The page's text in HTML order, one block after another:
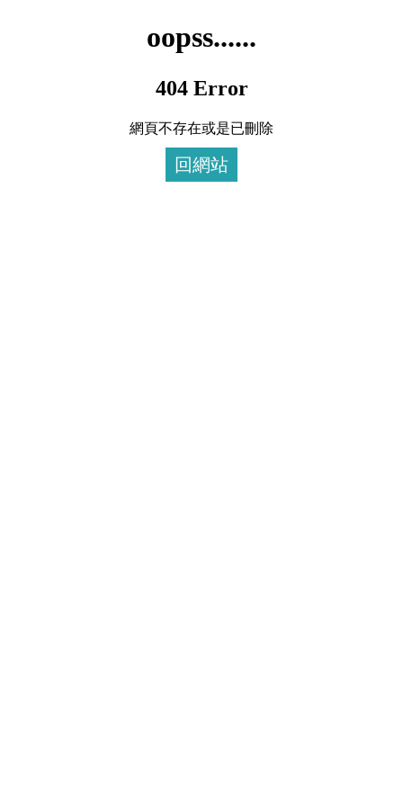
oopss......
404 Error
網頁不存在或是已刪除
回網站